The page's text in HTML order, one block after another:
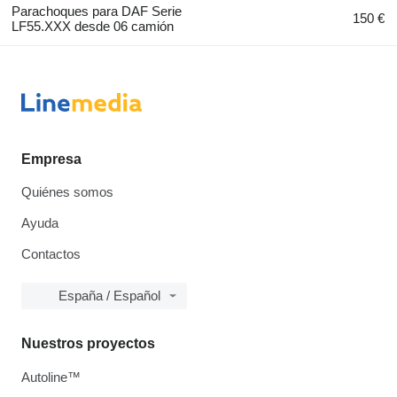
Parachoques para DAF Serie
LF55.XXX desde 06 camión
150 €
Empresa
Quiénes somos
Ayuda
Contactos
España / Español
Nuestros proyectos
Autoline™